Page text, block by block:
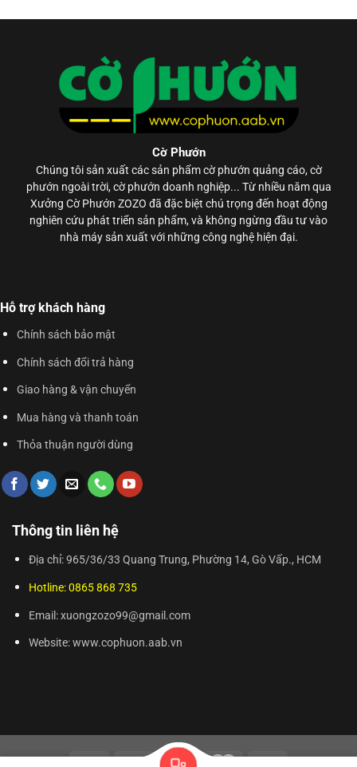
Cờ Phướn
Chúng tôi sản xuất các sản phẩmcờ phướn quảng cáo, cờ
phướn ngoài trời, cờ phướn doanh nghiệp... Từ nhiều năm qua
Xưởng Cờ Phướn ZOZO đã đặc biệt chú trọng đến hoạt động
nghiên cứu phát triển sản phẩm, và không ngừng đầu tư vào
nhà máy sản xuất với những công nghệ hiện đại.
Hỗ trợ khách hàng
Chính sách bảo mật
Chính sách đổi trả hàng
Giao hàng & vận chuyển
Mua hàng và thanh toán
Thỏa thuận người dùng
Thông tin liên hệ
Địa chỉ: 965/36/33 Quang Trung, Phường 14, Gò Vấp., HCM
Hotline: 0865 868 735
Email: xuongzozo99@gmail.com
Website: www.cophuon.aab.vn